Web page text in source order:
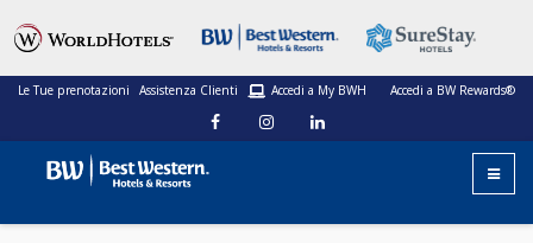
Le Tue prenotazioni Assistenza Clienti Accedi a My BWH Accedi a BW Rewards®